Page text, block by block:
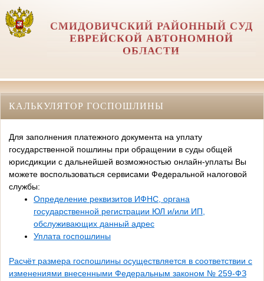
СМИДОВИЧСКИЙ РАЙОННЫЙ СУД
ЕВРЕЙСКОЙ АВТОНОМНОЙ
ОБЛАСТИ
КАЛЬКУЛЯТОР ГОСПОШЛИНЫ
Для заполнения платежного документа на уплату
государственной пошлины при обращении в суды общей
юрисдикции с дальнейшей возможностью онлайн-уплаты Вы
можете воспользоваться сервисами Федеральной налоговой
службы:
Определение реквизитов ИФНС, органа
государственной регистрации ЮЛ и/или ИП,
обслуживающих данный адрес
Уплата госпошлины
Расчёт размера госпошлины осуществляется в соответствии с
изменениями внесенными Федеральным законом № 259-ФЗ